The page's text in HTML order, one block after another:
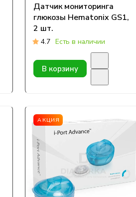
Датчик мониторинга
глюкозы Hematonix GS1,
2 шт.
4.7 Есть в наличии
В корзину
АКЦИЯ